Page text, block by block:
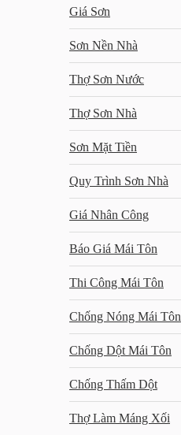
Giá Sơn
Sơn Nền Nhà
Thợ Sơn Nước
Thợ Sơn Nhà
Sơn Mặt Tiền
Quy Trình Sơn Nhà
Giá Nhân Công
Báo Giá Mái Tôn
Thi Công Mái Tôn
Chống Nóng Mái Tôn
Chống Dột Mái Tôn
Chống Thấm Dột
Thợ Làm Máng Xối